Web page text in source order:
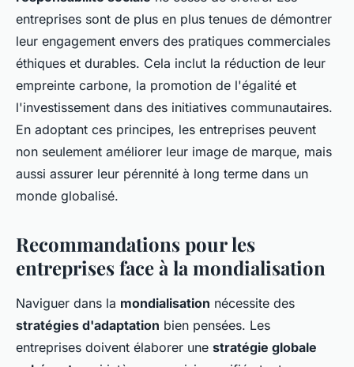
entreprises sont de plus en plus tenues de démontrer
leur engagement envers des pratiques commerciales
éthiques et durables. Cela inclut la réduction de leur
empreinte carbone, la promotion de l'égalité et
l'investissement dans des initiatives communautaires.
En adoptant ces principes, les entreprises peuvent
non seulement améliorer leur image de marque, mais
aussi assurer leur pérennité à long terme dans un
monde globalisé.
Recommandations pour les
entreprises face à la mondialisation
Naviguer dans la mondialisation nécessite des
stratégies d'adaptation bien pensées. Les
entreprises doivent élaborer une stratégie globale